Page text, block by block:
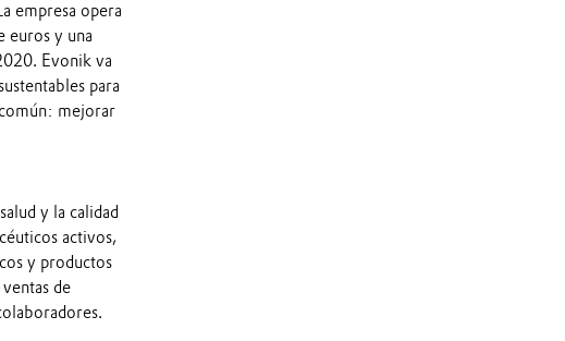
empresa opera
euros y una
Evonik va
para
mejorar
y la calidad
activos,
y productos
de